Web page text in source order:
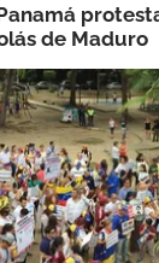
de Maduro